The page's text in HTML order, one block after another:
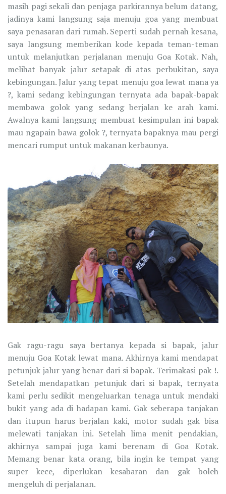
masih pagi sekali dan penjaga parkirannya belum datang,
jadinya kami langsung saja menuju goa yang membuat
saya penasaran dari rumah. Seperti sudah pernah kesana,
saya langsung memberikan kode kepada teman-teman
untuk melanjutkan perjalanan menuju Goa Kotak. Nah,
melihat banyak jalur setapak di atas perbukitan, saya
kebingungan. Jalur yang tepat menuju goa lewat mana ya
?, kami sedang kebingungan ternyata ada bapak-bapak
membawa golok yang sedang berjalan ke arah kami.
Awalnya kami langsung membuat kesimpulan ini bapak
mau ngapain bawa golok ?, ternyata bapaknya mau pergi
mencari rumput untuk makanan kerbaunya.
Gak ragu-ragu saya bertanya kepada si bapak, jalur
menuju Goa Kotak lewat mana. Akhirnya kami mendapat
petunjuk jalur yang benar dari si bapak. Terimakasi pak !.
Setelah mendapatkan petunjuk dari si bapak, ternyata
kami perlu sedikit mengeluarkan tenaga untuk mendaki
bukit yang ada di hadapan kami. Gak seberapa tanjakan
dan itupun harus berjalan kaki, motor sudah gak bisa
melewati tanjakan ini. Setelah lima menit pendakian,
akhirnya sampai juga kami berenam di Goa Kotak.
Memang benar kata orang, bila ingin ke tempat yang
super kece, diperlukan kesabaran dan gak boleh
mengeluh di perjalanan.